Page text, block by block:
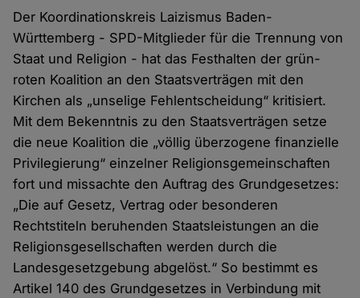
Der Koordinationskreis Laizismus Baden-
Württemberg - SPD-Mitglieder für die Trennung von
Staat und Religion - hat das Festhalten der grün-
roten Koalition an den Staatsverträgen mit den
Kirchen als „unselige Fehlentscheidung“ kritisiert.
Mit dem Bekenntnis zu den Staatsverträgen setze
die neue Koalition die „völlig überzogene finanzielle
Privilegierung“ einzelner Religionsgemeinschaften
fort und missachte den Auftrag des Grundgesetzes:
„Die auf Gesetz, Vertrag oder besonderen
Rechtstiteln beruhenden Staatsleistungen an die
Religionsgesellschaften werden durch die
Landesgesetzgebung abgelöst.“ So bestimmt es
Artikel 140 des Grundgesetzes in Verbindung mit